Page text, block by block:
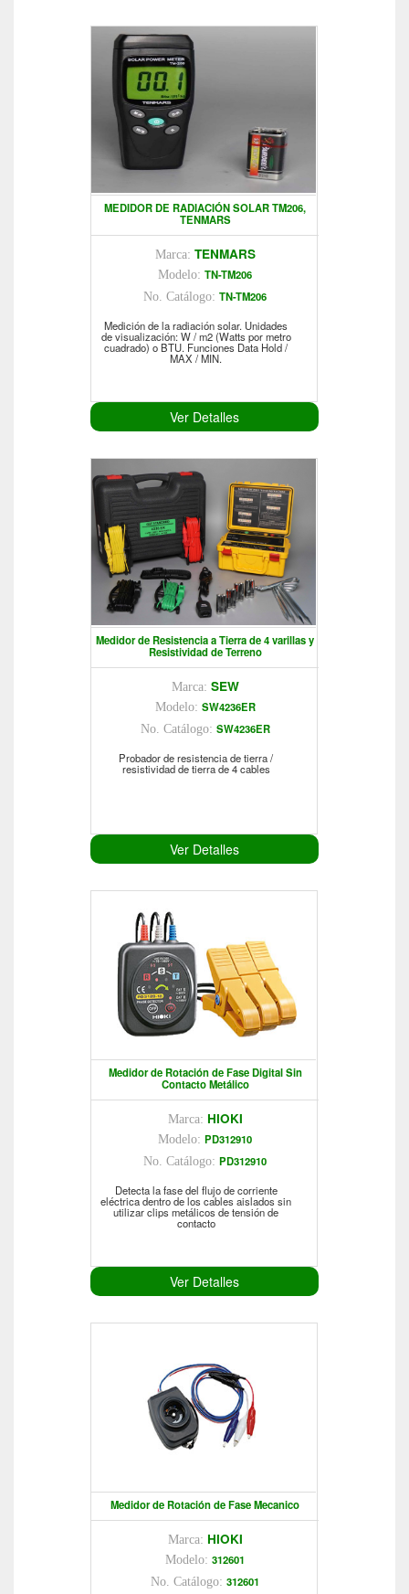
MEDIDOR DE RADIACIÓN SOLAR TM206,
TENMARS
Marca: TENMARS
Modelo: TN-TM206
No. Catálogo: TN-TM206
Medición de la radiación solar. Unidades
de visualización: W / m2 (Watts por metro
cuadrado) o BTU. Funciones Data Hold /
MAX / MIN.
Ver Detalles
Medidor de Resistencia a Tierra de 4 varillas y
Resistividad de Terreno
Marca: SEW
Modelo: SW4236ER
No. Catálogo: SW4236ER
Probador de resistencia de tierra /
resistividad de tierra de 4 cables
Ver Detalles
Medidor de Rotación de Fase Digital Sin
Contacto Metálico
Marca: HIOKI
Modelo: PD312910
No. Catálogo: PD312910
Detecta la fase del flujo de corriente
eléctrica dentro de los cables aislados sin
utilizar clips metálicos de tensión de
contacto
Ver Detalles
Medidor de Rotación de Fase Mecanico
Marca: HIOKI
Modelo: 312601
No. Catálogo: 312601